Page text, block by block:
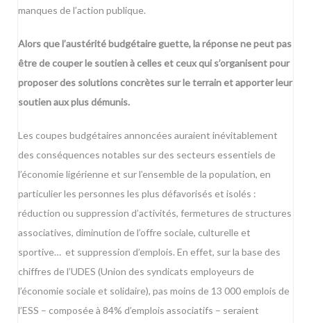
manques de l’action publique.
Alors que l’austérité budgétaire guette, la réponse ne peut pas
être de couper le soutien à celles et ceux qui s’organisent pour
proposer des solutions concrètes sur le terrain et apporter leur
soutien aux plus démunis.
Les coupes budgétaires annoncées auraient inévitablement
des conséquences notables sur des secteurs essentiels de
l’économie ligérienne et sur l’ensemble de la population, en
particulier les personnes les plus défavorisés et isolés :
réduction ou suppression d’activités, fermetures de structures
associatives, diminution de l’offre sociale, culturelle et
sportive… et suppression d’emplois. En effet, sur la base des
chiffres de l’UDES (Union des syndicats employeurs de
l’économie sociale et solidaire), pas moins de 13 000 emplois de
l’ESS – composée à 84% d’emplois associatifs – seraient